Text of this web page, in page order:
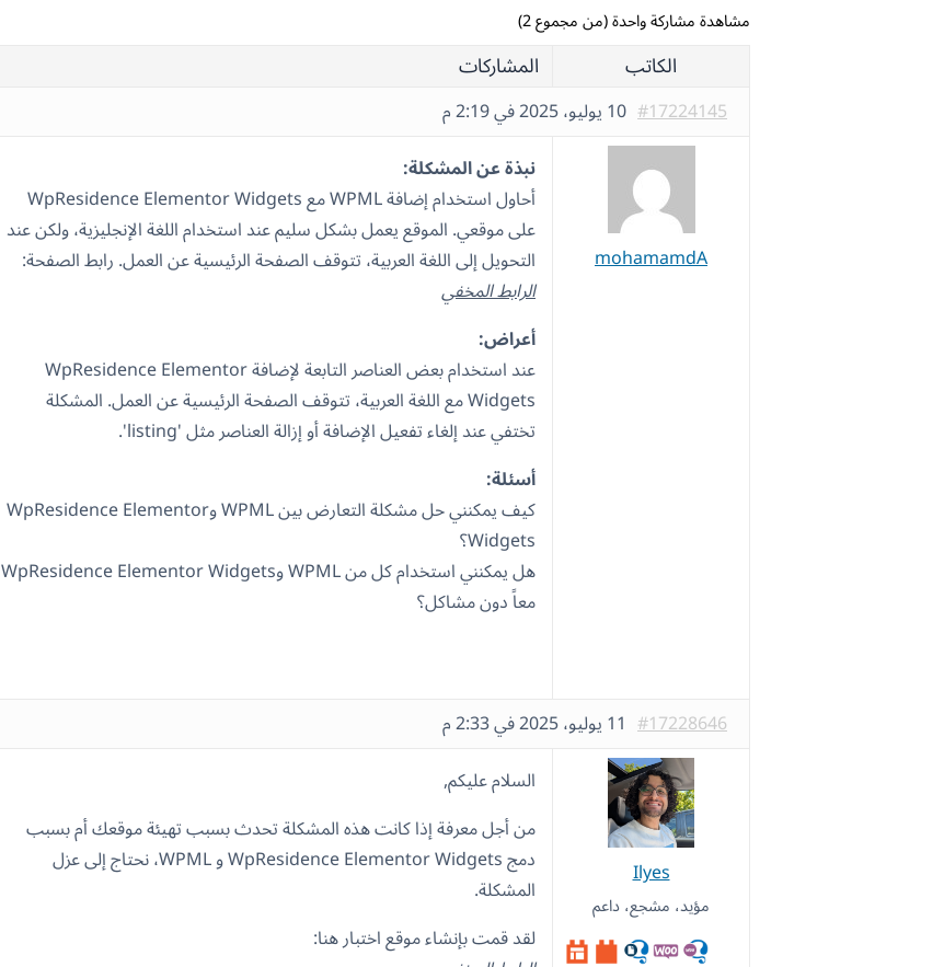
مشاهدة مشاركة واحدة (من مجموع 2)
الكاتب المشاركات
10 يوليو، 2025 في 2:19 م #17224145
mohamamdA
نبذة عن المشكلة:
أحاول استخدام إضافة WPML مع WpResidence Elementor Widgets
على موقعي. الموقع يعمل بشكل سليم عند استخدام اللغة الإنجليزية، ولكن عند
التحويل إلى اللغة العربية، تتوقف الصفحة الرئيسية عن العمل. رابط الصفحة:
الرابط المخفي
أعراض:
عند استخدام بعض العناصر التابعة لإضافة WpResidence Elementor
Widgets مع اللغة العربية، تتوقف الصفحة الرئيسية عن العمل. المشكلة
تختفي عند إلغاء تفعيل الإضافة أو إزالة العناصر مثل 'listing'.
أسئلة:
كيف يمكنني حل مشكلة التعارض بين WPML وWpResidence Elementor
Widgets؟
هل يمكنني استخدام كل من WPML وWpResidence Elementor Widgets
معاً دون مشاكل؟
11 يوليو، 2025 في 2:33 م #17228646
Ilyes
مؤيد، مشجع، داعم
السلام عليكم,
من أجل معرفة إذا كانت هذه المشكلة تحدث بسبب تهيئة موقعك أم بسبب
دمج WpResidence Elementor Widgets و WPML، نحتاج إلى عزل
المشكلة.
لقد قمت بإنشاء موقع اختبار هنا: